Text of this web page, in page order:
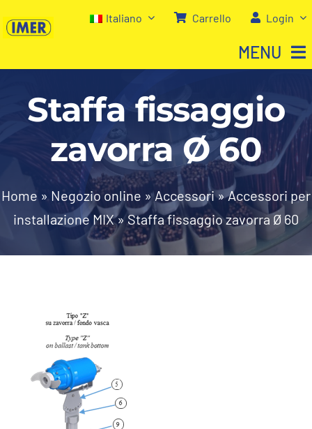
al
Italiano Carrello Login
MENU
Home
Negozio
Chi siamo
I nostri servizi
Staffa fissaggio
zavorra Ø 60
Home »Negozio online »Accessori»Accessori per
installazione MIX»Staffa fissaggio zavorra Ø 60